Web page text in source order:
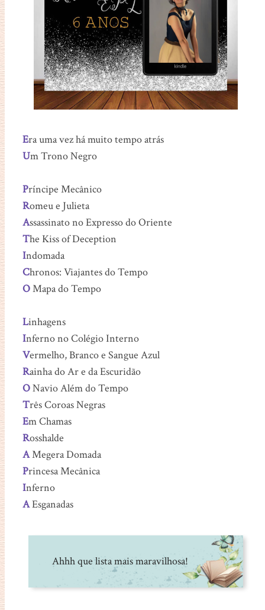
Era uma vez há muito tempo atrás
Um Trono Negro
Príncipe Mecânico
Romeu e Julieta
Assassinato no Expresso do Oriente
The Kiss of Deception
Indomada
Chronos: Viajantes do Tempo
OMapa do Tempo
Linhagens
Inferno no Colégio Interno
Vermelho, Branco e Sangue Azul
Rainha do Ar e da Escuridão
ONavio Além do Tempo
Três Coroas Negras
Em Chamas
Rosshalde
AMegera Domada
Princesa Mecânica
Inferno
AEsganadas
Ahhh que lista mais maravilhosa!